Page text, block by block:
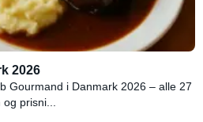
2026
Gourmand i Danmark 2026 – alle 27
prisni...